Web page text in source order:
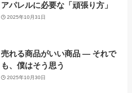
アパレルに必要な「頑張り方」
2025年10月31日
売れる商品がいい商品 ― それで
も、僕はそう思う
2025年10月30日